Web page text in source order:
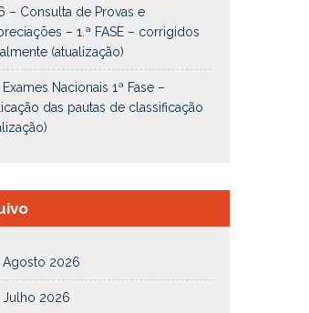
– Consulta de Provas e
– 1.ª FASE – corrigidos
(atualização)
Exames Nacionais 1ª Fase –
das pautas de classificação
Agosto 2026
Julho 2026